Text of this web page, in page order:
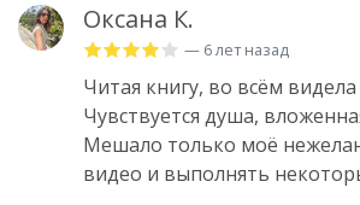
Оксана К.
— 6 лет назад
Читая книгу, во всём видела
Чувствуется душа,
Мешало только моё
видео и выполнять